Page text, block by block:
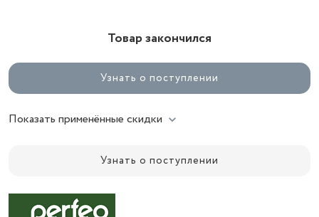
Товар закончился
Узнать о поступлении
Показать применённые скидки
Узнать о поступлении